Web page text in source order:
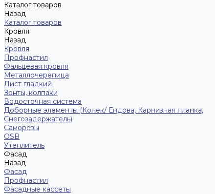
Каталог товаров
Назад
Каталог товаров
Кровля
Назад
Кровля
Профнастил
Фальцевая кровля
Металлочерепица
Лист гладкий
Зонты, колпаки
Водосточная система
Доборные элементы (Конек/ Ендова, Карнизная планка,
Снегозадержатель)
Саморезы
ОSB
Утеплитель
Фасад
Назад
Фасад
Профнастил
Фасадные кассеты